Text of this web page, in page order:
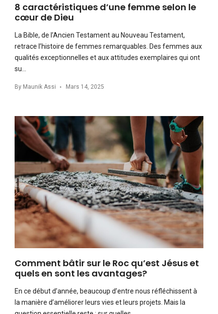
8 caractéristiques d’une femme selon le
cœur de Dieu
La Bible, de l’Ancien Testament au Nouveau Testament,
retrace l’histoire de femmes remarquables. Des femmes aux
qualités exceptionnelles et aux attitudes exemplaires qui ont
su…
By Maunik Assi Mars 14, 2025
Comment bâtir sur le Roc qu’est Jésus et
quels en sont les avantages?
En ce début d’année, beaucoup d’entre nous réfléchissent à
la manière d’améliorer leurs vies et leurs projets. Mais la